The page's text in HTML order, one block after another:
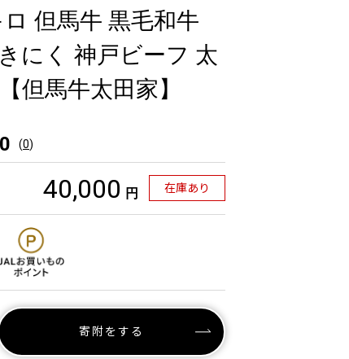
但馬牛 黒毛和牛
にく 神戸ビーフ 太
但馬牛太田家】
(0)
40,000 円 在庫あり
寄附をする